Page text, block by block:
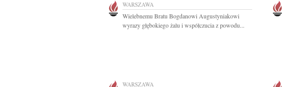
WARSZAWA
Wielebnemu Bratu Bogdanowi Augustyniakowi
wyrazy głębokiego żalu i współczucia z powodu...
WARSZAWA